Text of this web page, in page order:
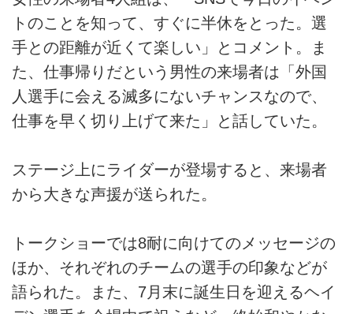
トのことを知って、すぐに半休をとった。選
手との距離が近くて楽しい」とコメント。ま
た、仕事帰りだという男性の来場者は「外国
人選手に会える滅多にないチャンスなので、
仕事を早く切り上げて来た」と話していた。
ステージ上にライダーが登場すると、来場者
から大きな声援が送られた。
トークショーでは8耐に向けてのメッセージの
ほか、それぞれのチームの選手の印象などが
語られた。また、7月末に誕生日を迎えるヘイ